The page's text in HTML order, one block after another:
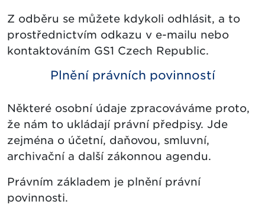
Z odběru se můžete kdykoli odhlásit, a to
prostřednictvím odkazu v e-mailu nebo
kontaktováním GS1 Czech Republic.
Plnění právních povinností
Některé osobní údaje zpracováváme proto,
že nám to ukládají právní předpisy. Jde
zejména o účetní, daňovou, smluvní,
archivační a další zákonnou agendu.
Právním základem je plnění právní
povinnosti.